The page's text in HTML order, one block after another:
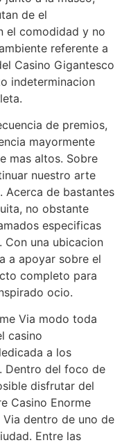
de el
el comodidad y no
referente a
Casino Gigantesco
indeterminacion
de premios,
mayormente
mas altos. Sobre
nuestro arte
Acerca de bastantes
no obstante
especificas
Con una ubicacion
a apoyar sobre el
completo para
ocio.
Via modo toda
casino
a los
Dentro del foco de
disfrutar del
Casino Enorme
Via dentro de uno de
Entre las